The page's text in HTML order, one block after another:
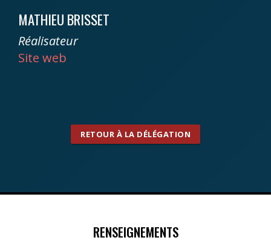
MATHIEU BRISSET
Réalisateur
Site web
RETOUR À LA DÉLÉGATION
RENSEIGNEMENTS